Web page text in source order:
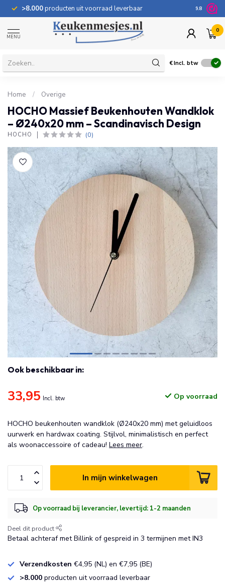
>8.000producten uit voorraad leverbaar 100
9.8
MENU
0
€Incl. btw
Home / Overige
HOCHO Massief Beukenhouten Wandklok
– Ø240x20 mm – Scandinavisch Design
HOCHO (0)
Ook beschikbaar in:
33,95 Incl. btw Op voorraad
HOCHO beukenhouten wandklok (Ø240x20 mm) met geluidloos
uurwerk en hardwax coating. Stijlvol, minimalistisch en perfect
als woonaccessoire of cadeau! Lees meer.
In mijn winkelwagen
Op voorraad bij leverancier, levertijd: 1-2 maanden
Deel dit product
Betaal achteraf met Billink of gespreid in 3 termijnen met IN3
Verzendkosten €4,95 (NL) en €7,95 (BE)
>8.000 producten uit voorraad leverbaar